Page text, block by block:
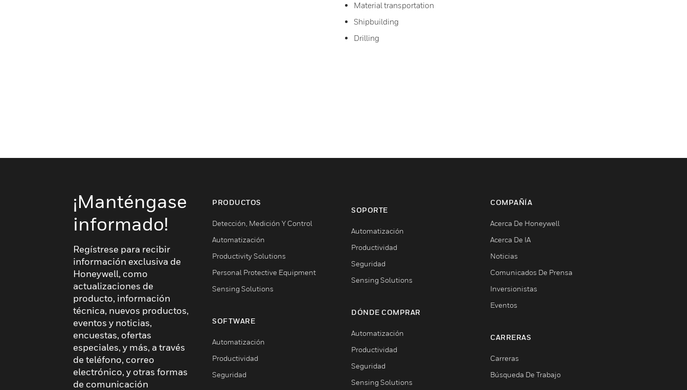
Material transportation
Shipbuilding
Drilling
¡Manténgase
informado!
Regístrese para recibir
información exclusiva de
Honeywell, como
actualizaciones de
producto, información
técnica, nuevos productos,
eventos y noticias,
encuestas, ofertas
especiales, y más, a través
de teléfono, correo
electrónico, y otras formas
de comunicación
PRODUCTOS
Detección, Medición Y Control
Automatización
Productivity Solutions
Personal Protective Equipment
Sensing Solutions
SOFTWARE
Automatización
Productividad
Seguridad
SOPORTE
Automatización
Productividad
Seguridad
Sensing Solutions
DÓNDE COMPRAR
Automatización
Productividad
Seguridad
Sensing Solutions
COMPAÑÍA
Acerca De Honeywell
Acerca De IA
Noticias
Comunicados De Prensa
Inversionistas
Eventos
CARRERAS
Carreras
Búsqueda De Trabajo